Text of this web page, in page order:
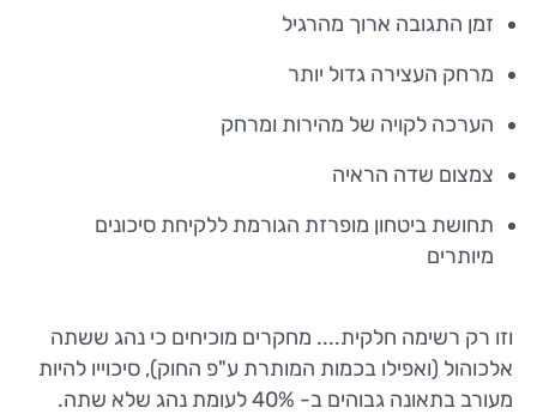
זמן התגובה ארוך מהרגיל
מרחק העצירה גדול יותר
הערכה לקויה של מהירות ומרחק
צמצום שדה הראיה
תחושת ביטחון מופרזת הגורמת ללקיחת סיכונים
מיותרים
וזו רק רשימה חלקית.... מחקרים מוכיחים כי נהג ששתה
אלכוהול (ואפילו בכמות המותרת ע"פ החוק), סיכוייו להיות
מעורב בתאונה גבוהים ב- 40% לעומת נהג שלא שתה.